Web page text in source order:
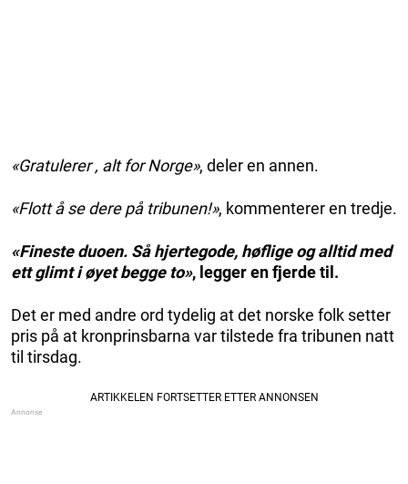
«Gratulerer , alt for Norge», deler en annen.
«Flott å se dere på tribunen!», kommenterer en tredje.
«Fineste duoen. Så hjertegode, høflige og alltid med
ett glimt i øyet begge to», legger en fjerde til.
Det er med andre ord tydelig at det norske folk setter
pris på at kronprinsbarna var tilstede fra tribunen natt
til tirsdag.